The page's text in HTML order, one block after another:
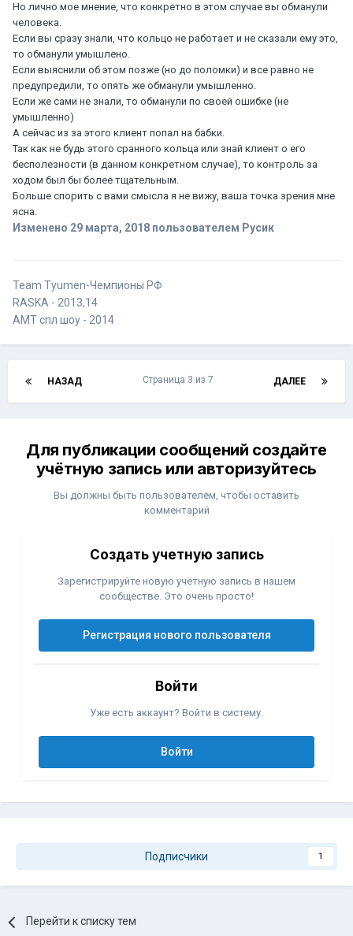
Но лично мое мнение, что конкретно в этом случае вы обманули
человека.
Если вы сразу знали, что кольцо не работает и не сказали ему это,
то обманули умышлено.
Если выяснили об этом позже (но до поломки) и все равно не
предупредили, то опять же обманули умышленно.
Если же сами не знали, то обманули по своей ошибке (не
умышленно)
А сейчас из за этого клиент попал на бабки.
Так как не будь этого сранного кольца или знай клиент о его
бесполезности (в данном конкретном случае), то контроль за
ходом был бы более тщательным.
Больше спорить с вами смысла я не вижу, ваша точка зрения мне
ясна.
Изменено 29 марта, 2018 пользователем Русик
Team Tyumen-Чемпионы РФ
RASKA - 2013,14
AMT спл шоу - 2014
НАЗАД ДАЛЕЕ
Страница 3 из 7
Для публикации сообщений создайте
учётную запись или авторизуйтесь
Вы должны быть пользователем, чтобы оставить
комментарий
Создать учетную запись
Зарегистрируйте новую учётную запись в нашем
сообществе. Это очень просто!
Регистрация нового пользователя
Войти
Уже есть аккаунт? Войти в систему.
Войти
Подписчики 1
Перейти к списку тем